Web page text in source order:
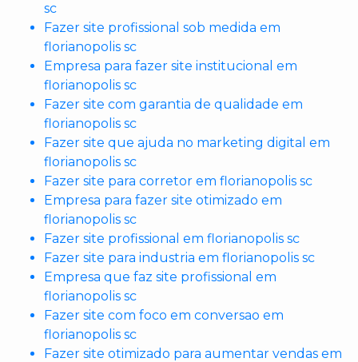
sc
Fazer site profissional sob medida em
florianopolis sc
Empresa para fazer site institucional em
florianopolis sc
Fazer site com garantia de qualidade em
florianopolis sc
Fazer site que ajuda no marketing digital em
florianopolis sc
Fazer site para corretor em florianopolis sc
Empresa para fazer site otimizado em
florianopolis sc
Fazer site profissional em florianopolis sc
Fazer site para industria em florianopolis sc
Empresa que faz site profissional em
florianopolis sc
Fazer site com foco em conversao em
florianopolis sc
Fazer site otimizado para aumentar vendas em